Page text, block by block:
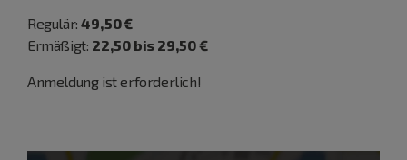
Regulär:49,50 €
Ermäßigt: 22,50 bis 29,50 €
Anmeldung ist erforderlich!